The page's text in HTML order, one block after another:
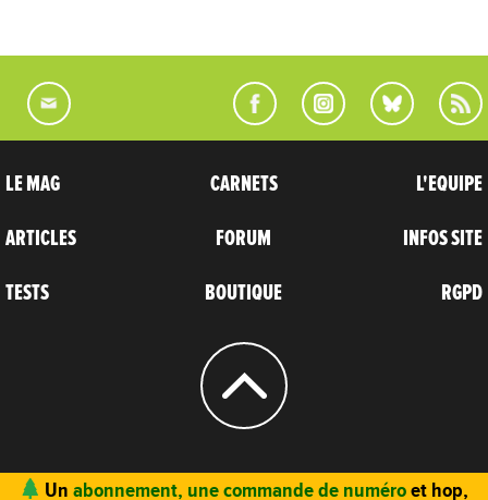
LE MAG
ARTICLES
TESTS
CARNETS
FORUM
BOUTIQUE
L'EQUIPE
INFOS SITE
RGPD
© 2004 - 2026 CARNETS D’AVENTURES
Un abonnement, une commande de numéroet hop,